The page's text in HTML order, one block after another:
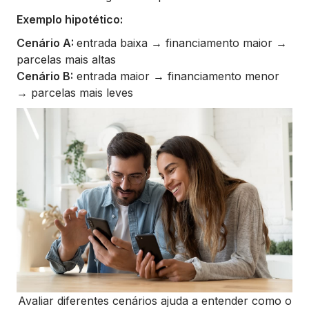
Exemplo hipotético:
Cenário A: entrada baixa → financiamento maior →
parcelas mais altas
Cenário B: entrada maior → financiamento menor
→ parcelas mais leves
Avaliar diferentes cenários ajuda a entender como o